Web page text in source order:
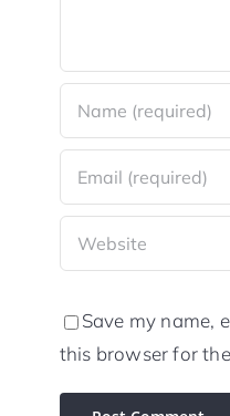
Save my name,
this browser for